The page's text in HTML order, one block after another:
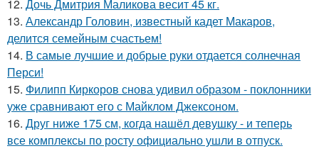
12. Дочь Дмитрия Маликова весит 45 кг.
13. Александр Головин, известный кадет Макаров,
делится семейным счастьем!
14. В самые лучшие и добрые руки отдается солнечная
Перси!
15. Филипп Киркоров снова удивил образом - поклонники
уже сравнивают его с Майклом Джексоном.
16. Друг ниже 175 см, когда нашёл девушку - и теперь
все комплексы по росту официально ушли в отпуск.